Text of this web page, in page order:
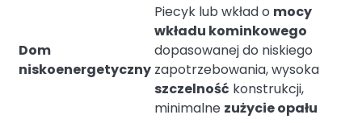
Dom
niskoenergetyczny
Piecyk lub wkład o mocy
wkładu kominkowego
dopasowanej do niskiego
zapotrzebowania, wysoka
szczelność konstrukcji,
minimalne zużycie opału